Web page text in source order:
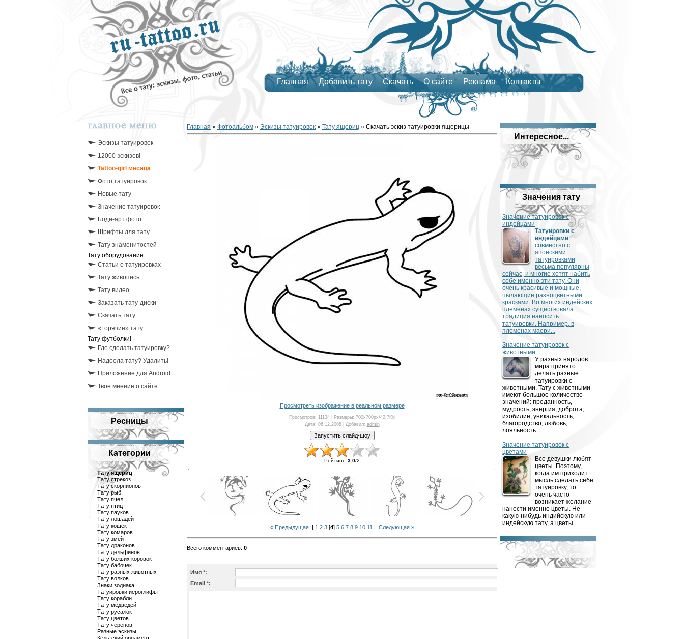
Главная Добавить тату Скачать О сайте Реклама Контакты
Эскизы татуировок
12000 эскизов!
Tattoo-girl месяца
Фото татуировок
Новые тату
Значение татуировок
Боди-арт фото
Шрифты для тату
Тату знаменитостей
Тату оборудование
Статьи о татуировках
Тату живопись
Тату видео
Заказать тату-диски
Скачать тату
«Горячие» тату
Тату футболки!
Где сделать татуировку?
Надоела тату? Удалить!
Приложение для Android
Твое мнение о сайте
Ресницы
Категории
Тату ящериц
Тату стрекоз
Тату скорпионов
Тату рыб
Тату пчел
Тату птиц
Тату пауков
Тату лошадей
Тату кошек
Тату комаров
Тату змей
Тату драконов
Тату дельфинов
Тату божьих коровок
Тату бабочек
Тату разных животных
Тату волков
Знаки зодиака
Татуировки иероглифы
Тату корабли
Тату медведей
Тату русалок
Тату цветов
Тату черепов
Разные эскизы
Интересное...
Значения тату
Значение татуировок с
индейцами
Татуировки с
индейцами
совместно с
японскими
татуировками
весьма популярны
сейчас, и многие хотят набить
себе именно эти тату. Они
очень красивые и мощные,
пылающие разноцветными
красками. Во многих индейских
племенах существовала
традиция наносить
татуировки. Например, в
племенах маори...
Значение татуировок с
животными
У разных народов
мира принято
делать разные
татуировки с
животными. Тату с животными
имеют большое количество
значений: преданность,
мудрость, энергия, доброта,
изобилие, уникальность,
благородство, любовь,
лояльность...
Значение татуировок с
цветами
Все девушки любят
цветы. Поэтому,
когда им приходит
мысль сделать себе
татуировку, то
очень часто
возникает желание
нанести именно цветы. Не
какую-нибудь индийскую или
индейскую тату, а цветы...
Главная » Фотоальбом » Эскизы татуировок » Тату ящериц » Скачать эскиз татуировки ящерицы
Просмотреть изображение в реальном размере
Просмотров: 11134 | Размеры: 700x700px/42.7Kb
Дата: 06.12.2008 | Добавил: admin
Рейтинг: 3.0/2
« Предыдущая| 1 2 3[4] 5 6 7 8 9 10 11 | Следующая »
Всего комментариев: 0
Имя *:
Email *: